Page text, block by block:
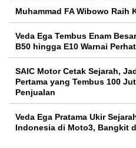
Muhammad FA Wibowo Raih
Veda Ega Tembus Enam
B50 hingga E10 Warnai
SAIC Motor Cetak Sejarah,
Pertama yang Tembus 100
Penjualan
Veda Ega Pratama Ukir
Indonesia di Moto3, Bangkit